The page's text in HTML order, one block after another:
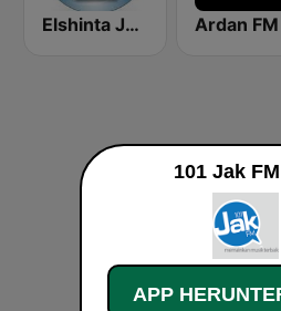
Elshinta Jakarta Ardan FM
101 Jak
APP